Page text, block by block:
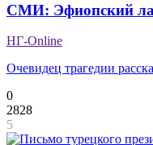
СМИ: Эфиопский
НГ-Online
Очевидец трагедии
0
2828
5